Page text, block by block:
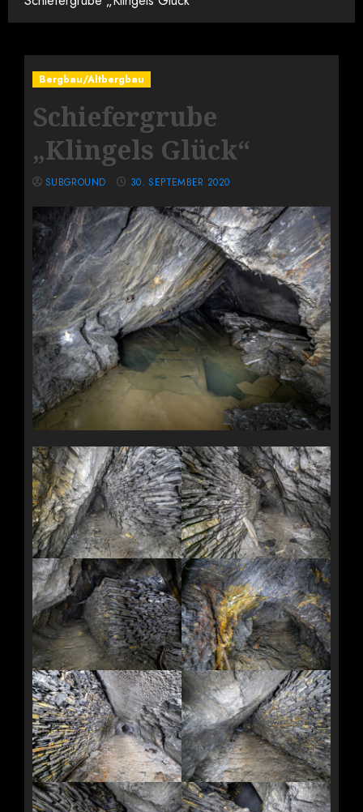
Bergbau/Altbergbau
Schiefergrube
„Klingels Glück“
SUBGROUND 30. SEPTEMBER 2020